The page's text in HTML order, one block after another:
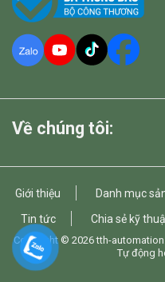
Về chúng tôi:
Giới thiệu Danh mục
Tin tức
Chia sẻ kỹ
Copyright © 2026tth-
Tự động